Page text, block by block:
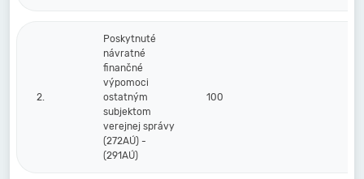
2.
Poskytnuté
návratné
finančné
výpomoci
ostatným
subjektom
verejnej správy
(272AÚ) -
(291AÚ)
100